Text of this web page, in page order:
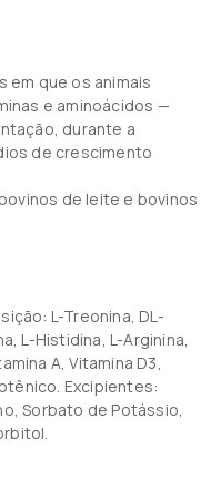
em que os animais
e aminoácidos —
durante a
de crescimento
de leite e bovinos
L-Treonina, DL-
L-Histidina, L-Arginina,
A, Vitamina D3,
Excipientes:
Sorbato de Potássio,